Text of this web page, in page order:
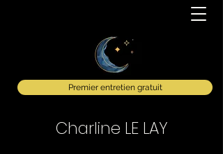
Premier entretien gratuit
Charline LE LAY